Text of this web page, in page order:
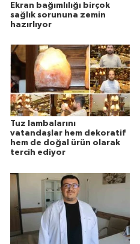
Ekran bağımlılığı birçok
sağlık sorununa zemin
hazırlıyor
Tuz lambalarını
vatandaşlar hem dekoratif
hem de doğal ürün olarak
tercih ediyor